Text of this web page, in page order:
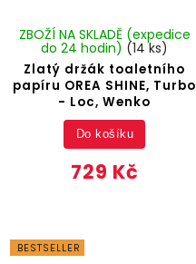
Zlatý držák toaletního
papíru OREA SHINE, Turbo
- Loc, Wenko
ZBOŽÍ NA SKLADĚ (expedice
do 24 hodin) (14 ks)
729 Kč
Do košíku
BESTSELLER